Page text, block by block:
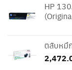
HP
ตลับหมึ